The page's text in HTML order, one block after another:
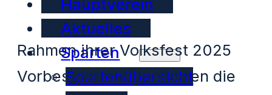
Hauptverein
Aktuelles
Sparten
Spartenübersicht
Rahmen ihrer Volksfest 2025
Vorbesprechung drückten die